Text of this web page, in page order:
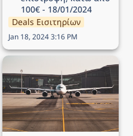
100€ - 18/01/2024
Deals Εισιτηρίων
Jan 18, 2024 3:16 PM
Αεροπορικά εισιτήρια -
Deals 04/01/2024